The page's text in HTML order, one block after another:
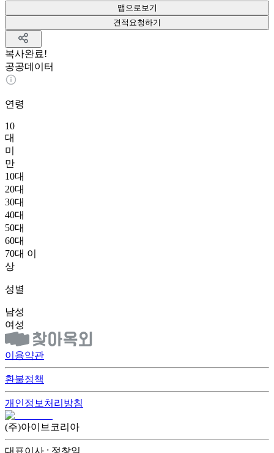
맵으로보기
견적요청하기
복사완료!
공공데이터
연령
10
대
미
만
10대
20대
30대
40대
50대
60대
70대 이
상
성별
남성
여성
이용약관
환불정책
개인정보처리방침
(주)아이브코리아
대표이사 : 정창일